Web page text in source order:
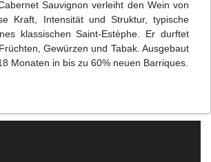
Sauvignon verleiht den Wein von
Kraft, Intensität und Struktur, typische
klassischen Saint-Estèphe. Er durftet
Gewürzen und Tabak. Ausgebaut
Monaten in bis zu 60% neuen Barriques.